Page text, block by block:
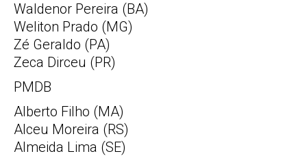
Waldenor Pereira (BA)
Weliton Prado (MG)
Zé Geraldo (PA)
Zeca Dirceu (PR)
PMDB
Alberto Filho (MA)
Alceu Moreira (RS)
Almeida Lima (SE)